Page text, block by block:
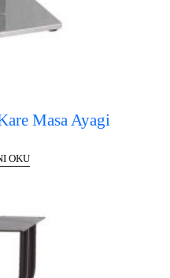
Masa Ayagi
OKU